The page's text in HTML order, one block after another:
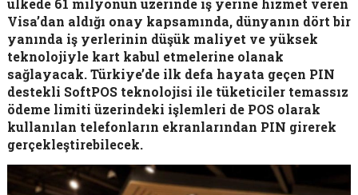
ülkede 61 milyonun üzerinde iş yerine hizmet veren
Visa’dan aldığı onay kapsamında, dünyanın dört bir
yanında iş yerlerinin düşük maliyet ve yüksek
teknolojiyle kart kabul etmelerine olanak
sağlayacak. Türkiye’de ilk defa hayata geçen PIN
destekli SoftPOS teknolojisi ile tüketiciler temassız
ödeme limiti üzerindeki işlemleri de POS olarak
kullanılan telefonların ekranlarından PIN girerek
gerçekleştirebilecek.